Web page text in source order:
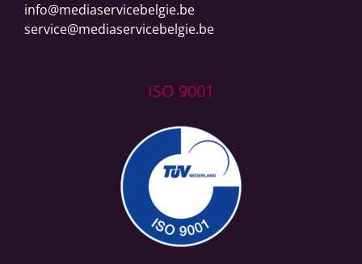
info@mediaservicebelgie.be
service@mediaservicebelgie.be
ISO 9001